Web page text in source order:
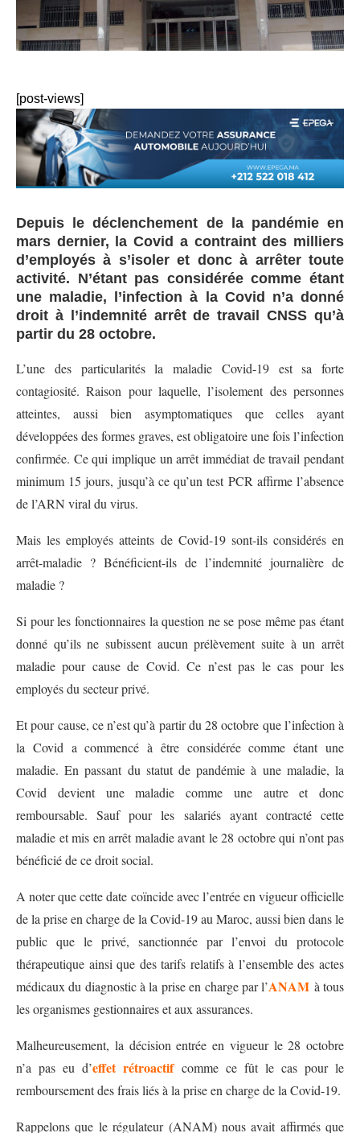
[post-views]
Depuis le déclenchement de la pandémie en
mars dernier, la Covid a contraint des milliers
d’employés à s’isoler et donc à arrêter toute
activité. N’étant pas considérée comme étant
une maladie, l’infection à la Covid n’a donné
droit à l’indemnité arrêt de travail CNSS qu’à
partir du 28 octobre.
L’une des particularités la maladie Covid-19 est sa forte
contagiosité. Raison pour laquelle, l’isolement des personnes
atteintes, aussi bien asymptomatiques que celles ayant
développées des formes graves, est obligatoire une fois l’infection
confirmée. Ce qui implique un arrêt immédiat de travail pendant
minimum 15 jours, jusqu’à ce qu’un test PCR affirme l’absence
de l’ARN viral du virus.
Mais les employés atteints de Covid-19 sont-ils considérés en
arrêt-maladie ? Bénéficient-ils de l’indemnité journalière de
maladie ?
Si pour les fonctionnaires la question ne se pose même pas étant
donné qu’ils ne subissent aucun prélèvement suite à un arrêt
maladie pour cause de Covid. Ce n’est pas le cas pour les
employés du secteur privé.
Et pour cause, ce n’est qu’à partir du 28 octobre que l’infection à
la Covid a commencé à être considérée comme étant une
maladie. En passant du statut de pandémie à une maladie, la
Covid devient une maladie comme une autre et donc
remboursable. Sauf pour les salariés ayant contracté cette
maladie et mis en arrêt maladie avant le 28 octobre qui n’ont pas
bénéficié de ce droit social.
A noter que cette date coïncide avec l’entrée en vigueur officielle
de la prise en charge de la Covid-19 au Maroc, aussi bien dans le
public que le privé, sanctionnée par l’envoi du protocole
thérapeutique ainsi que des tarifs relatifs à l’ensemble des actes
médicaux du diagnostic à la prise en charge par l’ANAM à tous
les organismes gestionnaires et aux assurances.
Malheureusement, la décision entrée en vigueur le 28 octobre
n’a pas eu d’effet rétroactif comme ce fût le cas pour le
remboursement des frais liés à la prise en charge de la Covid-19.
Rappelons que le régulateur (ANAM) nous avait affirmés que